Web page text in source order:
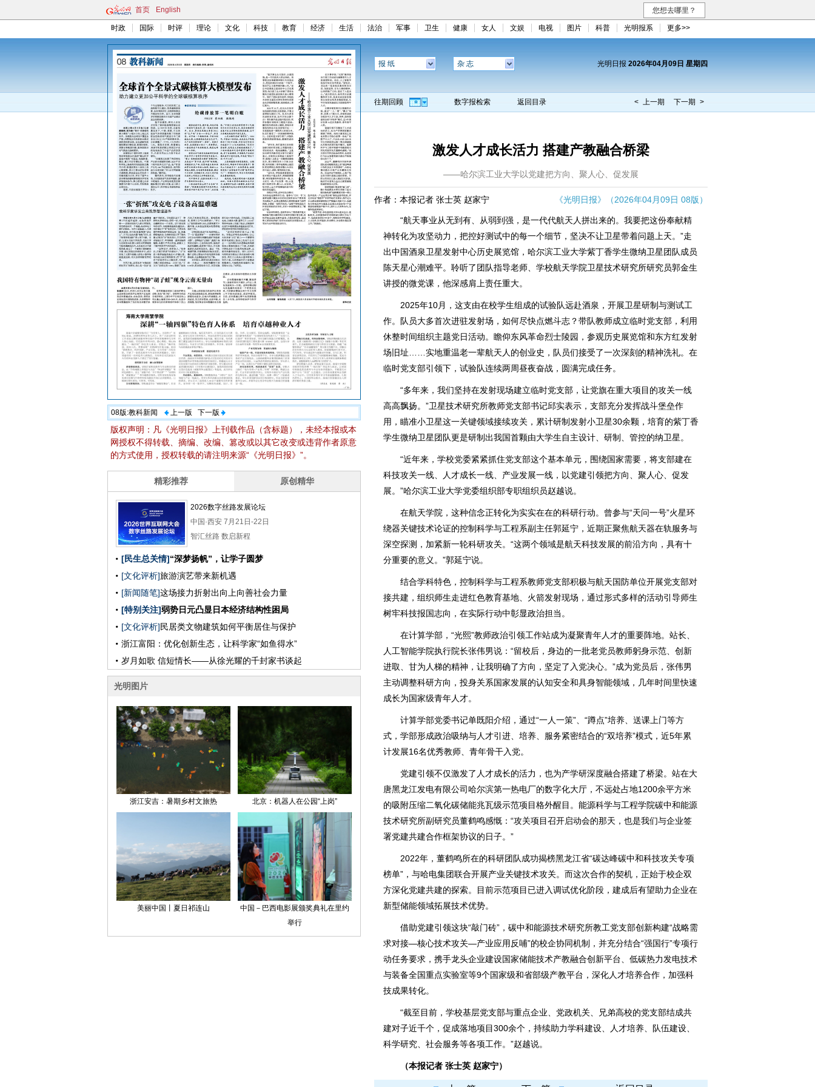
首页 English 您想去哪里？
时政 国际 时评 理论 文化 科技 教育 经济 生活 法治 军事 卫生 健康 女人 文娱 电视 图片 科普 光明报系 更多>>
08版:教科新闻 上一版 下一版
版权声明：凡《光明日报》上刊载作品（含标题），未经本报或本
网授权不得转载、摘编、改编、篡改或以其它改变或违背作者原意
的方式使用，授权转载的请注明来源“《光明日报》”。
报 纸 杂 志 光明日报 2026年04月09日 星期四
往期回顾 数字报检索 返回目录 < 上一期 下一期 >
激发人才成长活力 搭建产教融合桥梁
——哈尔滨工业大学以党建把方向、聚人心、促发展
作者：本报记者 张士英 赵家宁 《光明日报》（2026年04月09日 08版）
“航天事业从无到有、从弱到强，是一代代航天人拼出来的。我要把这份奉献精
神转化为攻坚动力，把控好测试中的每一个细节，坚决不让卫星带着问题上天。”走
出中国酒泉卫星发射中心历史展览馆，哈尔滨工业大学紫丁香学生微纳卫星团队成员
陈天星心潮难平。聆听了团队指导老师、学校航天学院卫星技术研究所研究员郭金生
讲授的微党课，他深感肩上责任重大。
2025年10月，这支由在校学生组成的试验队远赴酒泉，开展卫星研制与测试工
作。队员大多首次进驻发射场，如何尽快点燃斗志？带队教师成立临时党支部，利用
休整时间组织主题党日活动。瞻仰东风革命烈士陵园，参观历史展览馆和东方红发射
场旧址……实地重温老一辈航天人的创业史，队员们接受了一次深刻的精神洗礼。在
临时党支部引领下，试验队连续两周昼夜奋战，圆满完成任务。
“多年来，我们坚持在发射现场建立临时党支部，让党旗在重大项目的攻关一线
高高飘扬。”卫星技术研究所教师党支部书记邱实表示，支部充分发挥战斗堡垒作
用，瞄准小卫星这一关键领域接续攻关，累计研制发射小卫星30余颗，培育的紫丁香
学生微纳卫星团队更是研制出我国首颗由大学生自主设计、研制、管控的纳卫星。
“近年来，学校党委紧紧抓住党支部这个基本单元，围绕国家需要，将支部建在
科技攻关一线、人才成长一线、产业发展一线，以党建引领把方向、聚人心、促发
展。”哈尔滨工业大学党委组织部专职组织员赵越说。
在航天学院，这种信念正转化为实实在在的科研行动。曾参与“天问一号”火星环
绕器关键技术论证的控制科学与工程系副主任郭延宁，近期正聚焦航天器在轨服务与
深空探测，加紧新一轮科研攻关。“这两个领域是航天科技发展的前沿方向，具有十
分重要的意义。”郭延宁说。
结合学科特色，控制科学与工程系教师党支部积极与航天国防单位开展党支部对
接共建，组织师生走进红色教育基地、火箭发射现场，通过形式多样的活动引导师生
树牢科技报国志向，在实际行动中彰显政治担当。
在计算学部，“光熙”教师政治引领工作站成为凝聚青年人才的重要阵地。站长、
人工智能学院执行院长张伟男说：“留校后，身边的一批老党员教师躬身示范、创新
进取、甘为人梯的精神，让我明确了方向，坚定了入党决心。”成为党员后，张伟男
主动调整科研方向，投身关系国家发展的认知安全和具身智能领域，几年时间里快速
成长为国家级青年人才。
计算学部党委书记单既阳介绍，通过“一人一策”、“蹲点”培养、送课上门等方
式，学部形成政治吸纳与人才引进、培养、服务紧密结合的“双培养”模式，近5年累
计发展16名优秀教师、青年骨干入党。
党建引领不仅激发了人才成长的活力，也为产学研深度融合搭建了桥梁。站在大
唐黑龙江发电有限公司哈尔滨第一热电厂的数字化大厅，不远处占地1200余平方米
的吸附压缩二氧化碳储能兆瓦级示范项目格外醒目。能源科学与工程学院碳中和能源
技术研究所副研究员董鹤鸣感慨：“攻关项目召开启动会的那天，也是我们与企业签
署党建共建合作框架协议的日子。”
2022年，董鹤鸣所在的科研团队成功揭榜黑龙江省“碳达峰碳中和科技攻关专项
榜单”，与哈电集团联合开展产业关键技术攻关。而这次合作的契机，正始于校企双
方深化党建共建的探索。目前示范项目已进入调试优化阶段，建成后有望助力企业在
新型储能领域拓展技术优势。
借助党建引领这块“敲门砖”，碳中和能源技术研究所教工党支部创新构建“战略需
求对接—核心技术攻关—产业应用反哺”的校企协同机制，并充分结合“强国行”专项行
动任务要求，携手龙头企业建设国家储能技术产教融合创新平台、低碳热力发电技术
与装备全国重点实验室等9个国家级和省部级产教平台，深化人才培养合作，加强科
技成果转化。
“截至目前，学校基层党支部与重点企业、党政机关、兄弟高校的党支部结成共
建对子近千个，促成落地项目300余个，持续助力学科建设、人才培养、队伍建设、
科学研究、社会服务等各项工作。”赵越说。
（本报记者 张士英 赵家宁）